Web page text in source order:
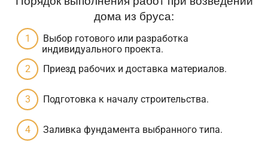
дома из бруса:
Выбор готового или разработка
индивидуального проекта.
Приезд рабочих и доставка материалов.
Подготовка к началу строительства.
Заливка фундамента выбранного типа.